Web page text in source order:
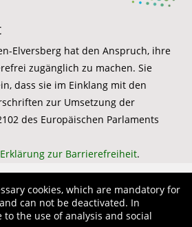
Elversberg hat den Anspruch, ihre
zugänglich zu machen. Sie
dass sie im Einklang mit den
zur Umsetzung der
des Europäischen Parlaments
zur Barrierefreiheit.
cookies, which are mandatory for
can not be deactivated. In
the use of analysis and social